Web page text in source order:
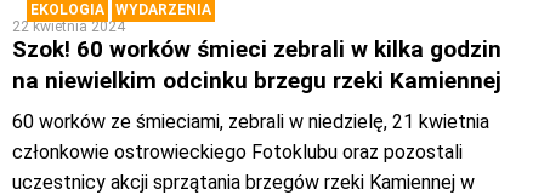
EKOLOGIA
WYDARZENIA
22 kwietnia 2024
Szok! 60 worków śmieci zebrali w kilka godzin
na niewielkim odcinku brzegu rzeki Kamiennej
60 worków ze śmieciami, zebrali w niedzielę, 21 kwietnia
członkowie ostrowieckiego Fotoklubu oraz pozostali
uczestnicy akcji sprzątania brzegów rzeki Kamiennej w